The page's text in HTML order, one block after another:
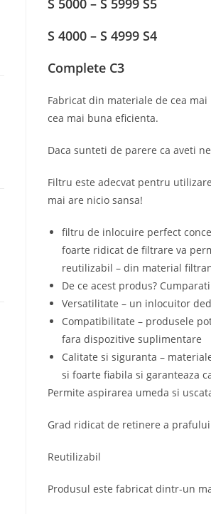
S 5000 – S 5999 S5
S 4000 – S 4999 S4
Complete C3
Fabricat din materiale de cea
cea mai buna eficienta.
Daca sunteti de parere ca aveti
Filtru este adecvat pentru
mai are nicio sansa!
filtru de inlocuire perfect
foarte ridicat de filtrare va
reutilizabil – din material
De ce acest produs?
Versatilitate – un inlocuitor
Compatibilitate – produsele
fara dispozitive suplimentare
Calitate si siguranta –
si foarte fiabila si garanteaza
Permite aspirarea umeda si
Grad ridicat de retinere a prafului
Reutilizabil
Produsul este fabricat dintr-un